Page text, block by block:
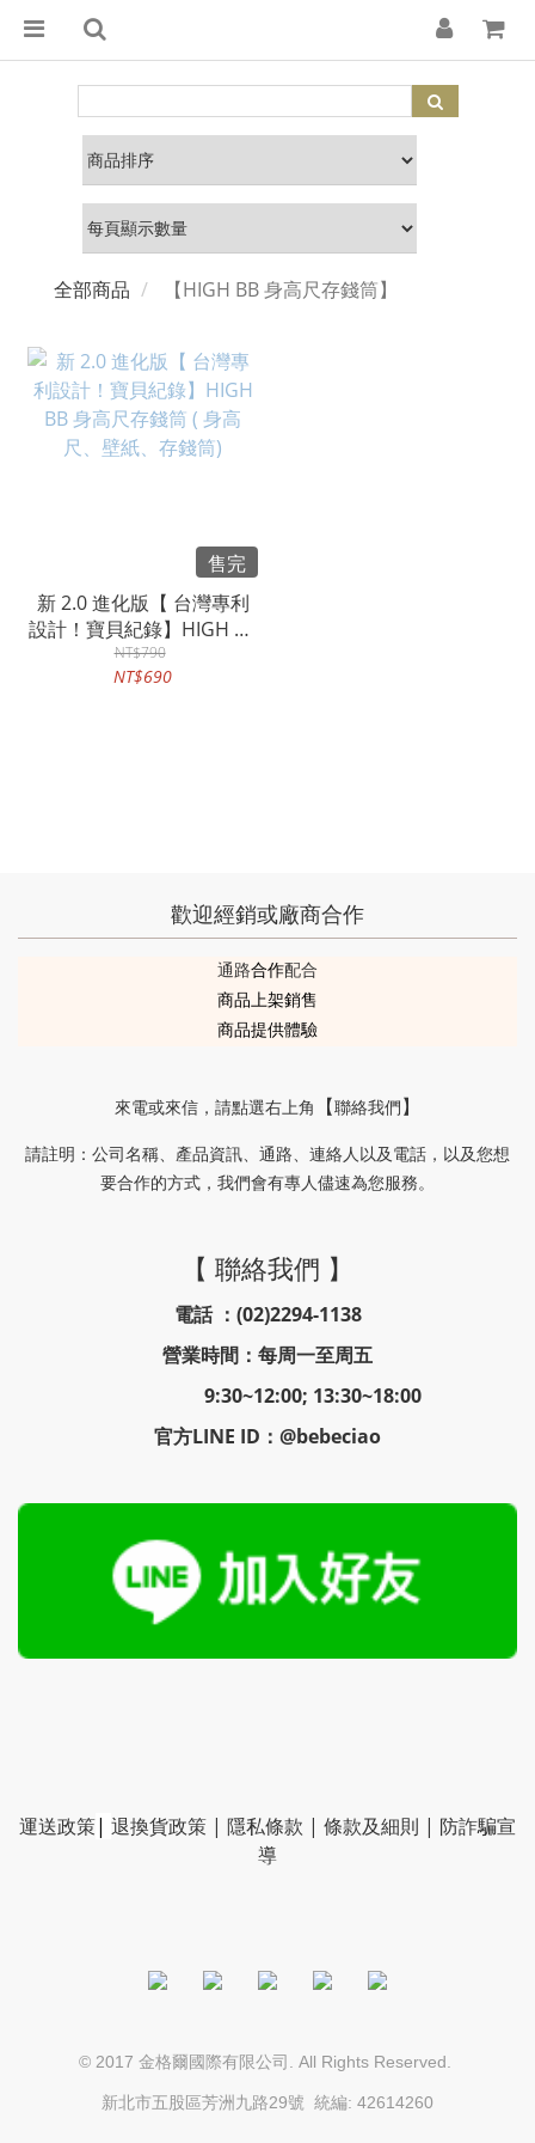
全部商品 【HIGH BB 身高尺存錢筒】
售完
新 2.0 進化版【 台灣專利
設計！寶貝紀錄】HIGH BB
身高尺存錢筒 ( 身高尺、壁
紙、存錢筒)
NT$790
NT$690
歡迎經銷或廠商合作
通路合作配合
商品上架銷售
商品提供體驗
來電或來信 ，請點選右上角 【聯絡我們 】
請註明 ： 公司名稱、產品資訊、通路、連絡人以及電話，以及您想
要合作的方式，我們會有專人儘速為您服務。
【 聯絡我們 】
電話 ：(02)2294-1138
營業時間：每周一至周五
9:30~12:00; 13:30~18:00
官方LINE ID：@bebeciao
運送政策| 退換貨政策 | 隱私條款 | 條款及細則 | 防詐騙宣
導
© 2017 金格爾國際有限公司 . All Rights Reserved.
新北市五股區芳洲九路29號 統編: 42614260